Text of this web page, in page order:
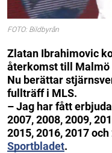
FOTO: Bildbyrån
Zlatan Ibrahimovic
återkomst till Malmö
Nu berättar
fullträff i MLS.
– Jag har fått
2007, 2008, 2009,
2015, 2016, 2017
Sportbladet.